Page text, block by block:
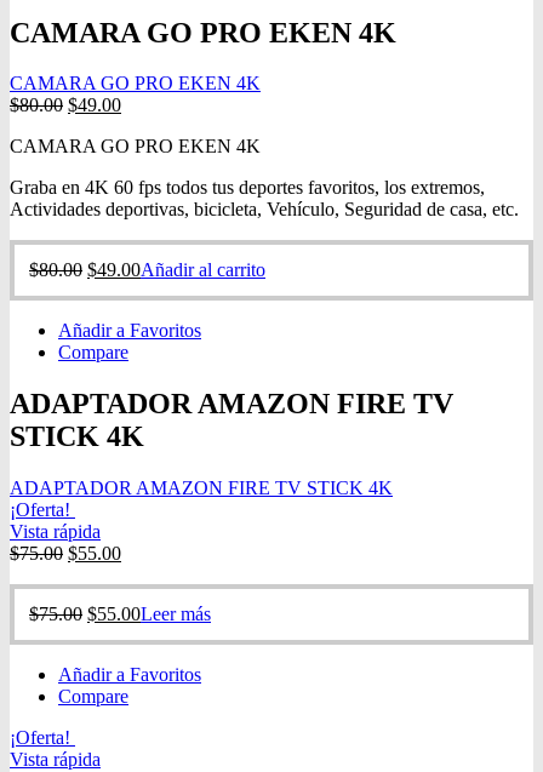
CAMARA GO PRO EKEN 4K
CAMARA GO PRO EKEN 4K
$80.00 $49.00
CAMARA GO PRO EKEN 4K
Graba en 4K 60 fps todos tus deportes favoritos, los extremos,
Actividades deportivas, bicicleta, Vehículo, Seguridad de casa, etc.
$80.00 $49.00Añadir al carrito
Añadir a Favoritos
Compare
ADAPTADOR AMAZON FIRE TV
STICK 4K
ADAPTADOR AMAZON FIRE TV STICK 4K
¡Oferta!
Vista rápida
$75.00 $55.00
$75.00 $55.00Leer más
Añadir a Favoritos
Compare
¡Oferta!
Vista rápida